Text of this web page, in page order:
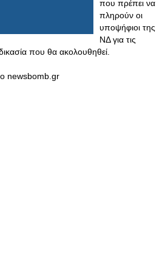
που πρέπει να
πληρούν οι
υποψήφιοι της
ΝΔ για τις
που θα ακολουθηθεί.
newsbomb.gr